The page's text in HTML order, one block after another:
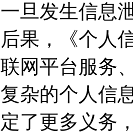
一旦发生信息
后果，《个人
联网平台服务
复杂的个人信
定了更多义务